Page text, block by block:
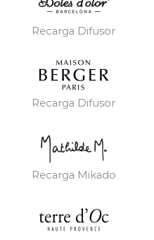
Recarga Difusor
Recarga Difusor
Recarga Mikado